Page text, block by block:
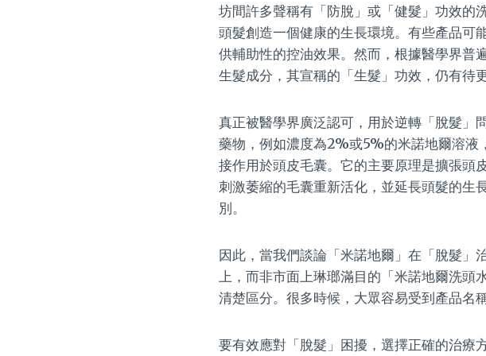
坊間許多聲稱有「防脫」或「健髮」功效的
頭髮創造一個健康的生長環境。有些產品可
供輔助性的控油效果。然而，根據醫學界普
生髮成分，其宣稱的「生髮」功效，仍有待
真正被醫學界廣泛認可，用於逆轉「脫髮」
藥物，例如濃度為2%或5%的米諾地爾溶液
接作用於頭皮毛囊。它的主要原理是擴張頭
刺激萎縮的毛囊重新活化，並延長頭髮的生
別。
因此，當我們談論「米諾地爾」在「脫髮」
上，而非市面上琳瑯滿目的「米諾地爾洗頭
清楚區分。很多時候，大眾容易受到產品名
要有效應對「脫髮」困擾，選擇正確的治療